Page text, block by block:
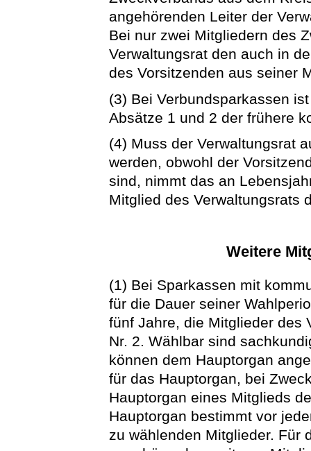
angehörenden Leiter der
Bei nur zwei Mitgliedern des
Verwaltungsrat den auch in
des Vorsitzenden aus seiner
(3) Bei Verbundsparkassen
Absätze 1 und 2 der frühere
(4) Muss der Verwaltungsrat
werden, obwohl der
sind, nimmt das an
Mitglied des Verwaltungsrats
Weitere
(1) Bei Sparkassen mit
für die Dauer seiner
fünf Jahre, die Mitglieder des
Nr. 2. Wählbar sind
können dem Hauptorgan
für das Hauptorgan, bei
Hauptorgan eines Mitglieds
Hauptorgan bestimmt vor
zu wählenden Mitglieder. Für